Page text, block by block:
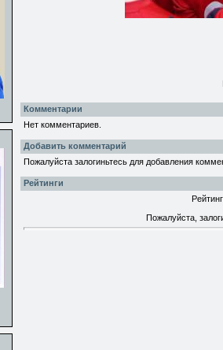
Комментарии
Нет комментариев.
Добавить комментарий
Пожалуйста залогиньтесь для добавления
Рейтинги
Пожалуйста,